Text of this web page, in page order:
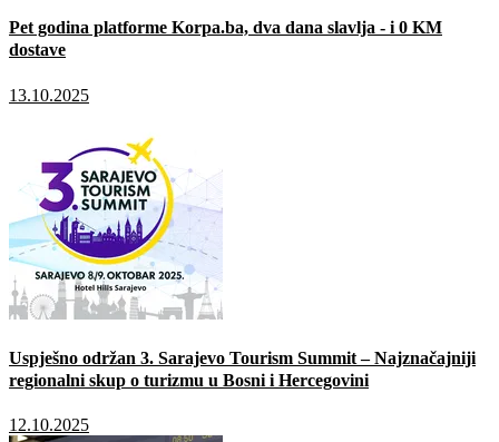
Pet godina platforme Korpa.ba, dva dana slavlja - i 0 KM
dostave
13.10.2025
Uspješno održan 3. Sarajevo Tourism Summit – Najznačajniji
regionalni skup o turizmu u Bosni i Hercegovini
12.10.2025